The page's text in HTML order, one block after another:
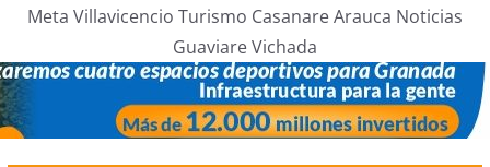
Meta Villavicencio Turismo Casanare Arauca Noticias
Guaviare Vichada